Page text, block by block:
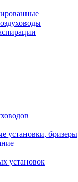
установки, бризеры
установок